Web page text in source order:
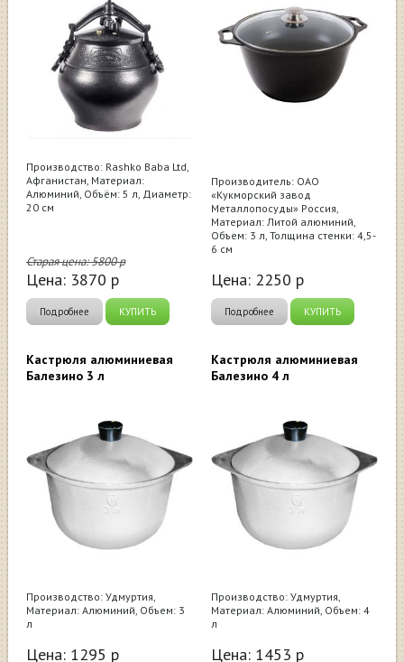
Производство: Rashko Baba Ltd,
Афганистан, Материал:
Алюминий, Объём: 5 л, Диаметр:
20 см
Старая цена:5800р
Цена: 3870 р
Подробнее КУПИТЬ
Производитель: ОАО
«Кукморский завод
Металлопосуды» Россия,
Материал: Литой алюминий,
Объем: 3 л, Толщина стенки: 4,5-
6 см
Цена: 2250 р
Подробнее КУПИТЬ
Кастрюля алюминиевая
Балезино 3 л
Производство: Удмуртия,
Материал: Алюминий, Объем: 3
л
Цена: 1295 р
Кастрюля алюминиевая
Балезино 4 л
Производство: Удмуртия,
Материал: Алюминий, Объем: 4
л
Цена: 1453 р